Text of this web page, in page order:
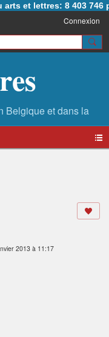
et lettres: 8 403 746
Connexion
2013 à 11:17